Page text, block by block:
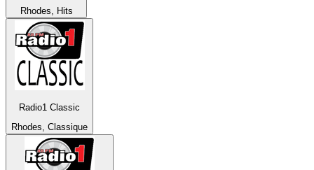
Rhodes, Hits
Radio1 Classic
Rhodes, Classique